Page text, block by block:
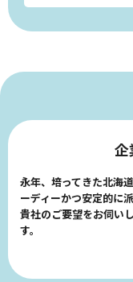
企
永年、培ってきた北海
ーディーかつ安定的に
貴社のご要望をお伺い
す。